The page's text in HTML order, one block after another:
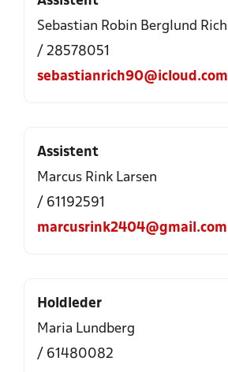
Sebastian Robin Berglund Rich
/ 28578051
sebastianrich90@icloud.com
Assistent
Marcus Rink Larsen
/ 61192591
marcusrink2404@gmail.com
Holdleder
Maria Lundberg
/ 61480082